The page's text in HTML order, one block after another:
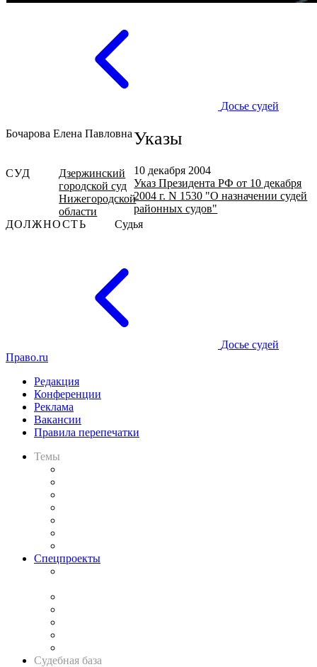
Досье судей
Бочарова Елена Павловна
СУД
Дзержинский
городской суд
Нижегородской
области
ДОЛЖНОСТЬ
Судья
Указы
10 декабря 2004
Указ Президента РФ от 10 декабря
2004 г. N 1530 "О назначении судей
районных судов"
Досье судей
Право.ru
Редакция
Конференции
Реклама
Вакансии
Правила перепечатки
Темы
Спецпроекты
Судебная база